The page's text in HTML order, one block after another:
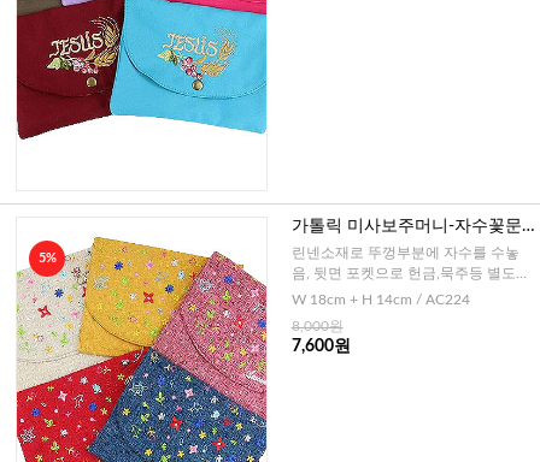
5%
가톨릭 미사보주머니-자수꽃문
양
린넨소재로 뚜껑부분에 자수를 수놓
음, 뒷면 포켓으로 헌금,묵주등 별도보
관
W 18cm + H 14cm / AC224
8,000원
7,600원